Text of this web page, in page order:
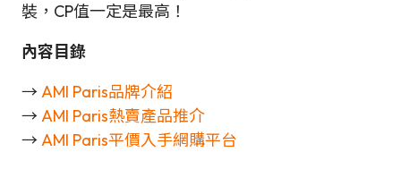
裝，CP值一定是最高！
內容目錄
→ AMI Paris品牌介紹
→ AMI Paris熱賣產品推介
→ AMI Paris平價入手網購平台